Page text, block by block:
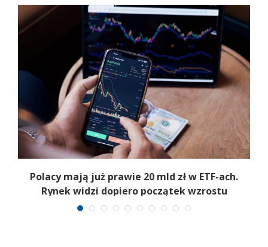
Polacy mają już prawie 20 mld zł w ETF-ach.
Rynek widzi dopiero początek wzrostu